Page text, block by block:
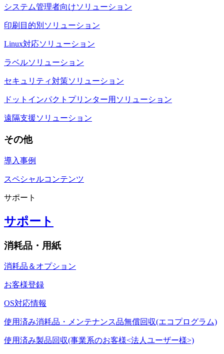
システム管理者向けソリューション
印刷目的別ソリューション
Linux対応ソリューション
ラベルソリューション
セキュリティ対策ソリューション
ドットインパクトプリンター用ソリューション
遠隔支援ソリューション
その他
導入事例
スペシャルコンテンツ
サポート
サポート
消耗品・用紙
消耗品＆オプション
お客様登録
OS対応情報
使用済み消耗品・メンテナンス品無償回収(エコプログラム)
使用済み製品回収(事業系のお客様<法人ユーザー様>)